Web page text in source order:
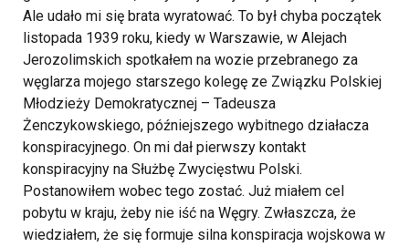
Ale udało mi się brata wyratować. To był chyba początek
listopada 1939 roku, kiedy w Warszawie, w Alejach
Jerozolimskich spotkałem na wozie przebranego za
węglarza mojego starszego kolegę ze Związku Polskiej
Młodzieży Demokratycznej – Tadeusza
Żenczykowskiego, późniejszego wybitnego działacza
konspiracyjnego. On mi dał pierwszy kontakt
konspiracyjny na Służbę Zwycięstwu Polski.
Postanowiłem wobec tego zostać. Już miałem cel
pobytu w kraju, żeby nie iść na Węgry. Zwłaszcza, że
wiedziałem, że się formuje silna konspiracja wojskowa w